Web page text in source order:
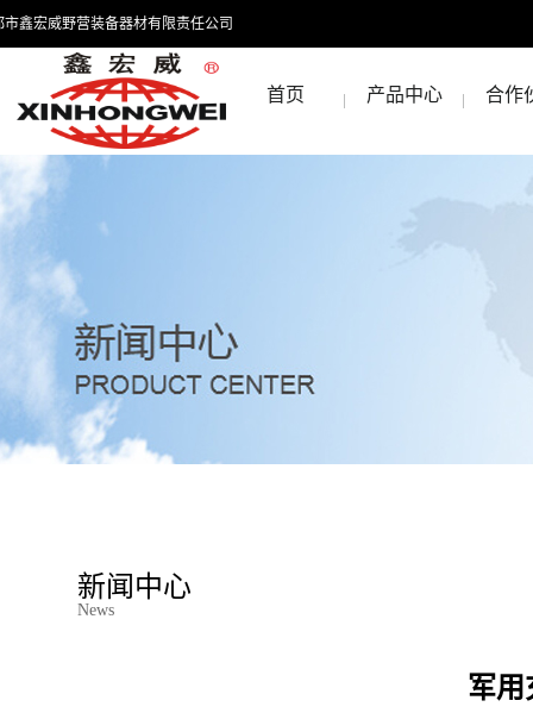
市鑫宏威野营装备器材有限责任公司
首页 产品中心 合作
新闻中心
News
军用